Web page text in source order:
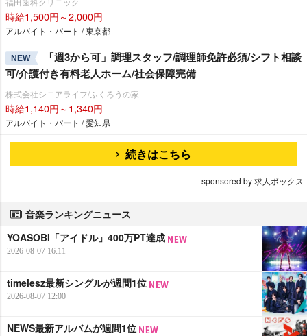
時給1,500円～2,000円
アルバイト・パート / 東京都
NEW
「週3から可」調理スタッフ/調理師免許必須/シフト相談
可/介護付き有料老人ホーム/社会保障完備
株式会社シニアライフ/ふくろうの家
時給1,140円～1,340円
アルバイト・パート / 愛知県
続きはこちら
sponsored by 求人ボックス
音楽ランキングニュース
YOASOBI「アイドル」400万PT達成
2026-08-07 16:11
timelesz最新シングルが週間1位
2026-08-07 12:00
NEWS最新アルバムが週間1位